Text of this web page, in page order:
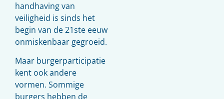
handhaving van
veiligheid is sinds het
begin van de 21ste eeuw
onmiskenbaar gegroeid.
Maar burgerparticipatie
kent ook andere
vormen. Sommige
burgers hebben de